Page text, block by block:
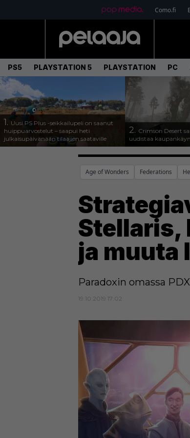
Como.fi
PS5 PLAYSTATION 5 PLAYSTATION PC
1. Uusi PS Plus -seikkailupeli on saanut
huippuarvostelut – saapui heti
julkaisupäivänään tilaajien saataville
2. Crimson Desert
uudistaa
Age of Wonders Federations
Stellaris,
ja muuta
Paradoxin omassa
19.10.2019 17:02